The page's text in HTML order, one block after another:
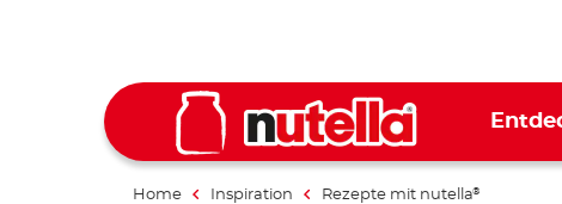
Home Inspiration Rezepte mit nutella®